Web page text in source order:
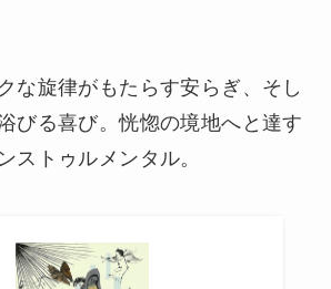
な旋律がもたらす安らぎ、そし
びる喜び。恍惚の境地へと達す
ストゥルメンタル。